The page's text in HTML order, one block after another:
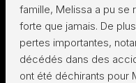
famille, Melissa a pu se
forte que jamais. De
pertes importantes,
décédés dans des
ont été déchirants pour